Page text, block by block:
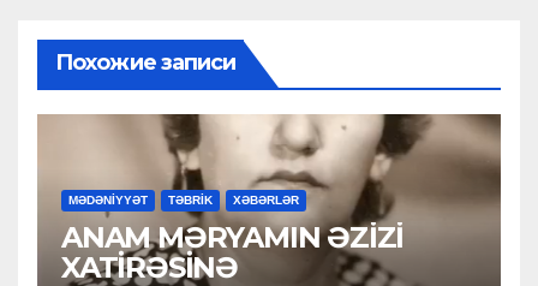
Похожие записи
MƏDƏNİYYƏT TƏBRİK XƏBƏRLƏR
ANAM MƏRYAMIN ƏZİZİ
XATİRƏSİNƏ